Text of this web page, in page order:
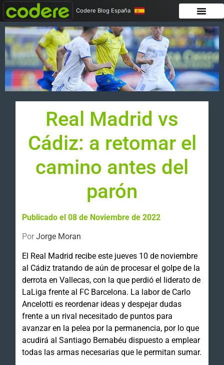
Codere Blog España
Real Madrid vs
Cádiz: a retomar el
camino antes del
parón
Publicado el 08 de Noviembre de 2022
PorJorge Moran
El Real Madrid recibe este jueves 10 de noviembre
al Cádiz tratando de aún de procesar el golpe de la
derrota en Vallecas, con la que perdió el liderato de
LaLiga frente al FC Barcelona. La labor de Carlo
Ancelotti es reordenar ideas y despejar dudas
frente a un rival necesitado de puntos para
avanzar en la pelea por la permanencia, por lo que
acudirá al Santiago Bernabéu dispuesto a emplear
todas las armas necesarias que le permitan sumar.